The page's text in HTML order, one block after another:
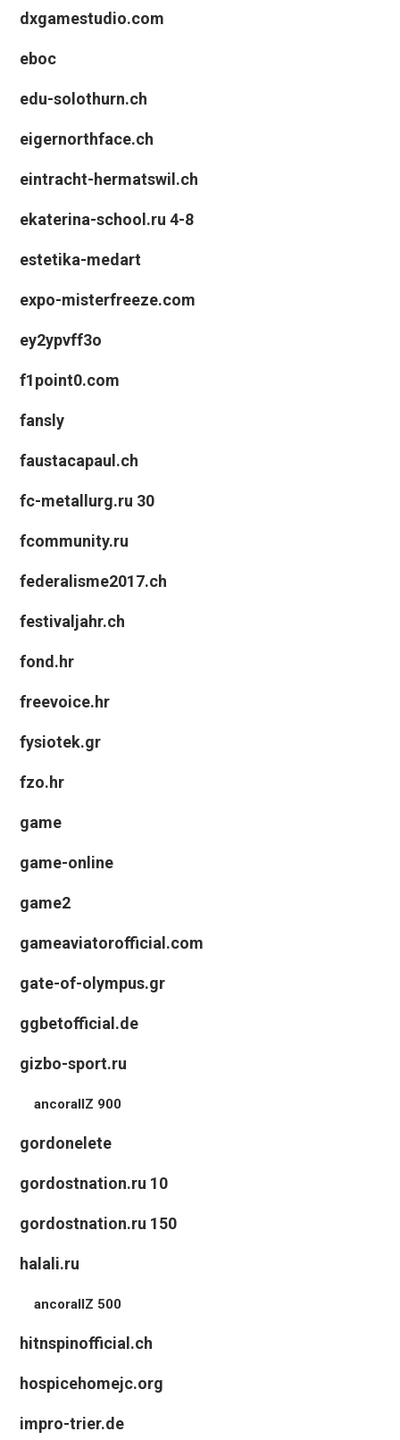
dxgamestudio.com
eboc
edu-solothurn.ch
eigernorthface.ch
eintracht-hermatswil.ch
ekaterina-school.ru 4-8
estetika-medart
expo-misterfreeze.com
ey2ypvff3o
f1point0.com
fansly
faustacapaul.ch
fc-metallurg.ru 30
fcommunity.ru
federalisme2017.ch
festivaljahr.ch
fond.hr
freevoice.hr
fysiotek.gr
fzo.hr
game
game-online
game2
gameaviatorofficial.com
gate-of-olympus.gr
ggbetofficial.de
gizbo-sport.ru
ancorallZ 900
gordonelete
gordostnation.ru 10
gordostnation.ru 150
halali.ru
ancorallZ 500
hitnspinofficial.ch
hospicehomejc.org
impro-trier.de